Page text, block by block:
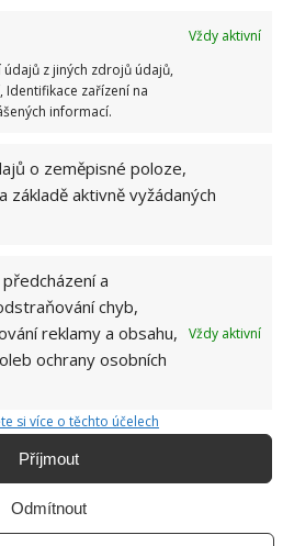
Vždy aktivní
z jiných zdrojů údajů,
Identifikace zařízení na
informací.
o zeměpisné poloze,
základě aktivně vyžádaných
a
chyb,
reklamy a obsahu,
ochrany osobních
Vždy aktivní
si více o těchto účelech
Příjmout
Odmítnout
ÚKLID
Hana Musilová
přidala během svých studií a práce
rozhodla zůstat. Její v...
autorovi]